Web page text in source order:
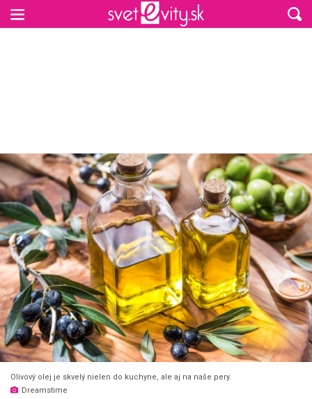
Olivový olej je skvelý nielen do kuchyne, ale aj na naše pery.
Dreamstime